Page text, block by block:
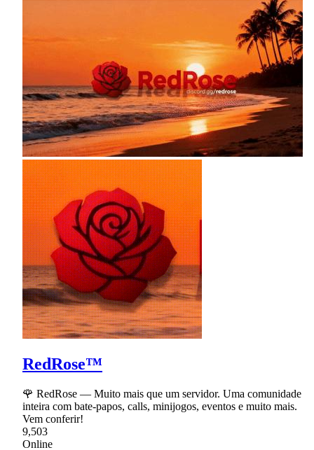
RedRose™
🌹 RedRose — Muito mais que um servidor. Uma comunidade
inteira com bate-papos, calls, minijogos, eventos e muito mais.
Vem conferir!
9,503
Online